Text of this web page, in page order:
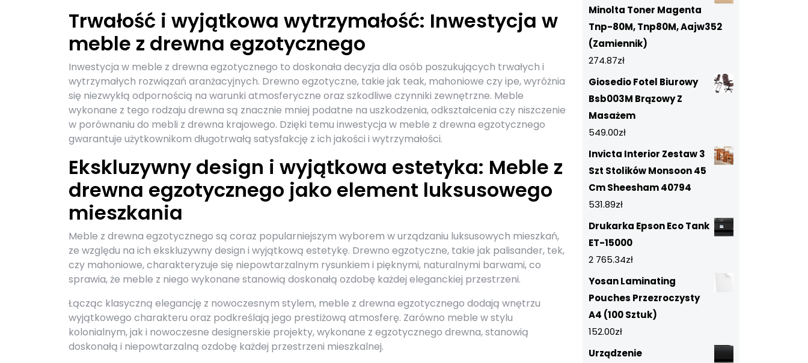
Trwałość i wyjątkowa wytrzymałość: Inwestycja w
meble z drewna egzotycznego
Inwestycja w meble z drewna egzotycznego to doskonała decyzja dla osób poszukujących trwałych i
wytrzymałych rozwiązań aranżacyjnych. Drewno egzotyczne, takie jak teak, mahoniowe czy ipe, wyróżnia
się niezwykłą odpornością na warunki atmosferyczne oraz szkodliwe czynniki zewnętrzne. Meble
wykonane z tego rodzaju drewna są znacznie mniej podatne na uszkodzenia, odkształcenia czy niszczenie
w porównaniu do mebli z drewna krajowego. Dzięki temu inwestycja w meble z drewna egzotycznego
gwarantuje użytkownikom długotrwałą satysfakcję z ich jakości i wytrzymałości.
Ekskluzywny design i wyjątkowa estetyka: Meble z
drewna egzotycznego jako element luksusowego
mieszkania
Meble z drewna egzotycznego są coraz popularniejszym wyborem w urządzaniu luksusowych mieszkań,
ze względu na ich ekskluzywny design i wyjątkową estetykę. Drewno egzotyczne, takie jak palisander, tek,
czy mahoniowe, charakteryzuje się niepowtarzalnym rysunkiem i pięknymi, naturalnymi barwami, co
sprawia, że meble z niego wykonane stanowią doskonałą ozdobę każdej eleganckiej przestrzeni.
Łącząc klasyczną elegancję z nowoczesnym stylem, meble z drewna egzotycznego dodają wnętrzu
wyjątkowego charakteru oraz podkreślają jego prestiżową atmosferę. Zarówno meble w stylu
kolonialnym, jak i nowoczesne designerskie projekty, wykonane z egzotycznego drewna, stanowią
doskonałą i niepowtarzalną ozdobę każdej przestrzeni mieszkalnej.
Minolta Toner Magenta
Tnp-80M, Tnp80M, Aajw352
(Zamiennik)
274.87zł
Giosedio Fotel Biurowy
Bsb003M Brązowy Z
Masażem
549.00zł
Invicta Interior Zestaw 3
Szt Stolików Monsoon 45
Cm Sheesham 40794
531.89zł
Drukarka Epson Eco Tank
ET-15000
2 765.34zł
Yosan Laminating
Pouches Przezroczysty
A4 (100 Sztuk)
152.00zł
Urządzenie